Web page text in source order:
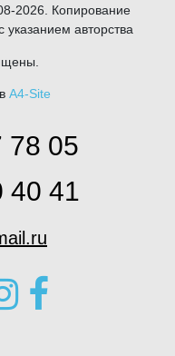
2026. Копирование
указанием авторства
A4-Site
78 05
40 41